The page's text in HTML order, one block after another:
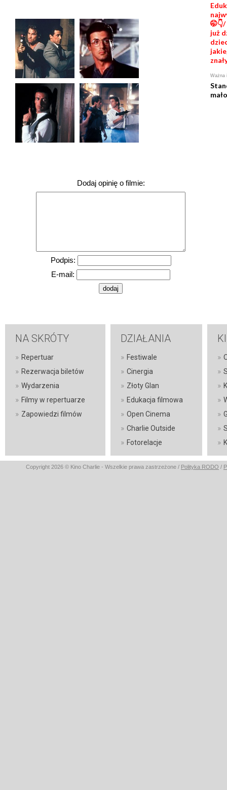
Dodaj opinię o filmie:
Podpis:
E-mail:
już
Ważna
NA SKRÓTY
» Repertuar
» Rezerwacja biletów
» Wydarzenia
» Filmy w repertuarze
» Zapowiedzi filmów
DZIAŁANIA
» Festiwale
» Cinergia
» Złoty Glan
» Edukacja filmowa
» Open Cinema
» Charlie Outside
» Fotorelacje
»
»
»
»
»
»
»
Copyright 2026 © Kino Charlie - Wszelkie prawa zastrzeżone / Polityka RODO /